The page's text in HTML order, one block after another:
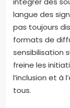
langue des
pas toujours
formats de
sensibilisation
freine les
l’inclusion et à
tous.